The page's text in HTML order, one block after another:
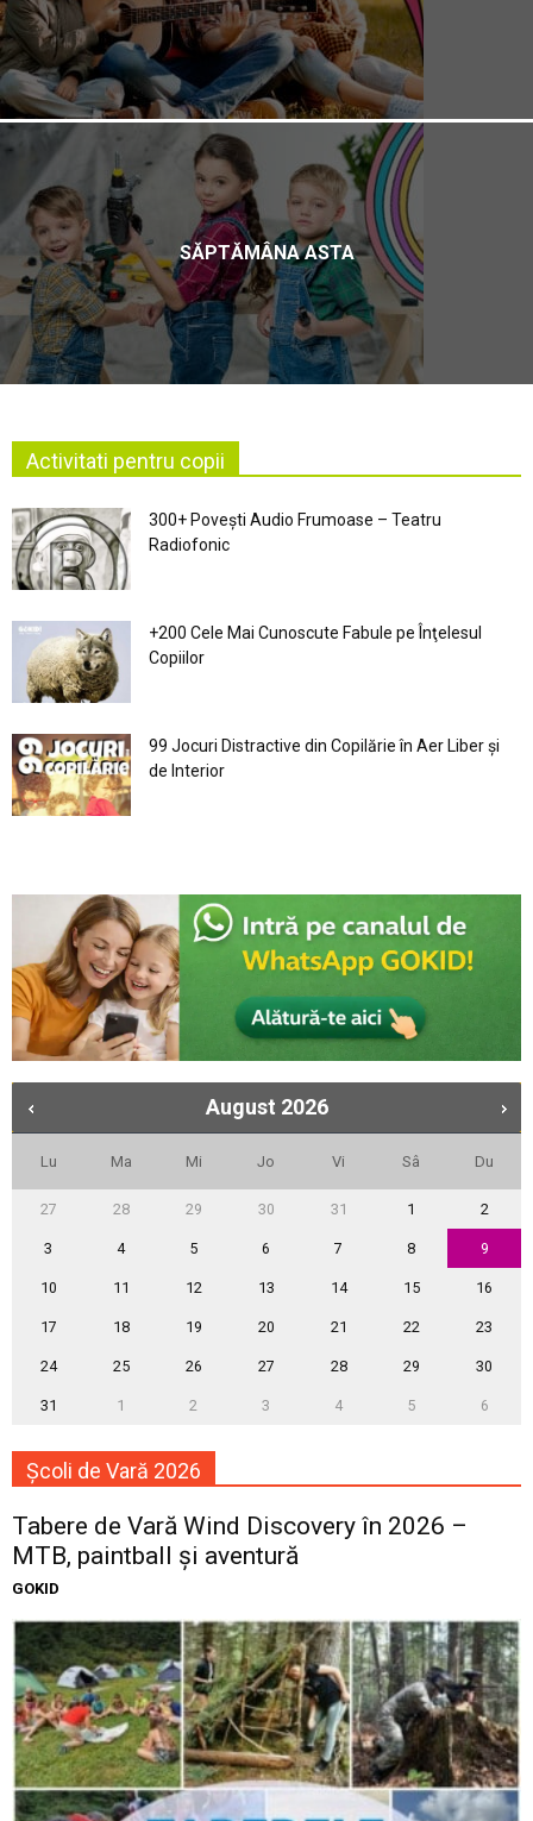
SĂPTĂMÂNA ASTA
Activitati pentru copii
300+ Povești Audio Frumoase – Teatru
Radiofonic
+200 Cele Mai Cunoscute Fabule pe Înţelesul
Copiilor
99 Jocuri Distractive din Copilărie în Aer Liber şi
de Interior
August 2026
Lu Ma Mi Jo Vi Sâ Du
27 28 29 30 31 1 2
3 4 5 6 7 8 9
10 11 12 13 14 15 16
17 18 19 20 21 22 23
24 25 26 27 28 29 30
31 1 2 3 4 5 6
Școli de Vară 2026
Tabere de Vară Wind Discovery în 2026 –
MTB, paintball și aventură
GOKID